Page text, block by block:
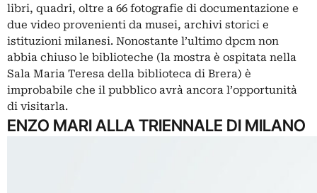
libri, quadri, oltre a 66 fotografie di documentazione e
due video provenienti da musei, archivi storici e
istituzioni milanesi. Nonostante l’ultimo dpcm non
abbia chiuso le biblioteche (la mostra è ospitata nella
Sala Maria Teresa della biblioteca di Brera) è
improbabile che il pubblico avrà ancora l’opportunità
di visitarla.
ENZO MARI ALLA TRIENNALE DI MILANO